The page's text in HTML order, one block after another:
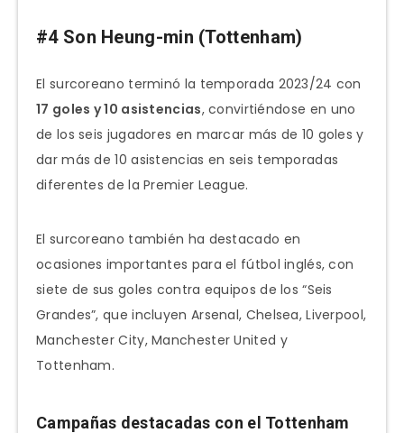
#4 Son Heung-min (Tottenham)
El surcoreano terminó la temporada 2023/24 con
17 goles y 10 asistencias, convirtiéndose en uno
de los seis jugadores en marcar más de 10 goles y
dar más de 10 asistencias en seis temporadas
diferentes de la Premier League.
El surcoreano también ha destacado en
ocasiones importantes para el fútbol inglés, con
siete de sus goles contra equipos de los “Seis
Grandes”, que incluyen Arsenal, Chelsea, Liverpool,
Manchester City, Manchester United y
Tottenham.
Campañas destacadas con el Tottenham